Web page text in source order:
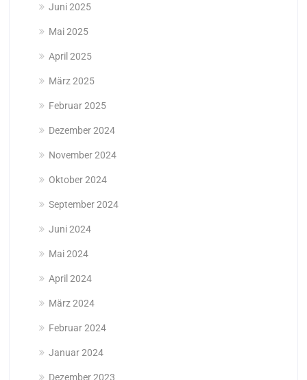
Juni 2025
Mai 2025
April 2025
März 2025
Februar 2025
Dezember 2024
November 2024
Oktober 2024
September 2024
Juni 2024
Mai 2024
April 2024
März 2024
Februar 2024
Januar 2024
Dezember 2023